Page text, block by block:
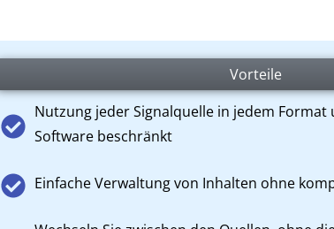
Vorteile
Nutzung jeder Signalquelle in jedem Format
Software beschränkt
Einfache Verwaltung von Inhalten ohne